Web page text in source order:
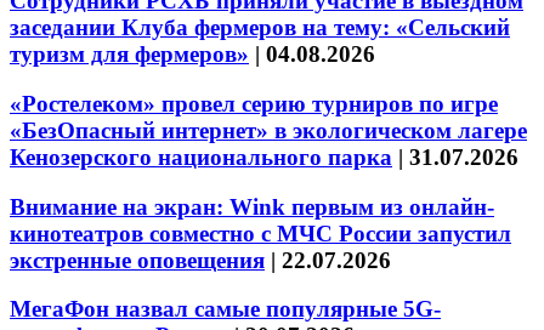
заседании Клуба фермеров на тему: «Сельский
туризм для фермеров» | 04.08.2026
«Ростелеком» провел серию турниров по игре
«БезОпасный интернет» в экологическом лагере
Кенозерского национального парка | 31.07.2026
Внимание на экран: Wink первым из онлайн-
кинотеатров совместно с МЧС России запустил
экстренные оповещения | 22.07.2026
МегаФон назвал самые популярные 5G-